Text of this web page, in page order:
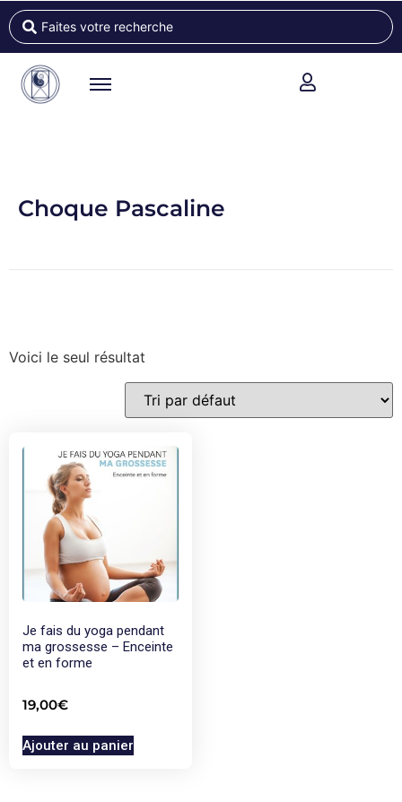
Choque Pascaline
Voici le seul résultat
Je fais du yoga pendant
ma grossesse – Enceinte
et en forme
19,00€
Ajouter au panier